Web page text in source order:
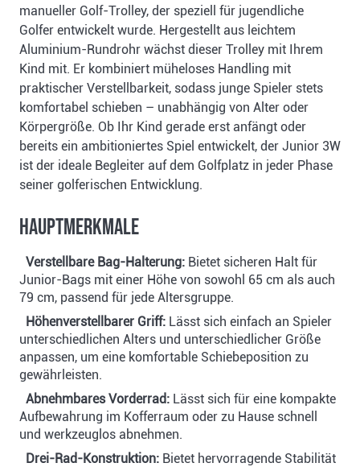
manueller Golf-Trolley, der speziell für jugendliche
Golfer entwickelt wurde. Hergestellt aus leichtem
Aluminium-Rundrohr wächst dieser Trolley mit Ihrem
Kind mit. Er kombiniert müheloses Handling mit
praktischer Verstellbarkeit, sodass junge Spieler stets
komfortabel schieben – unabhängig von Alter oder
Körpergröße. Ob Ihr Kind gerade erst anfängt oder
bereits ein ambitioniertes Spiel entwickelt, der Junior 3W
ist der ideale Begleiter auf dem Golfplatz in jeder Phase
seiner golferischen Entwicklung.
Hauptmerkmale
Verstellbare Bag-Halterung: Bietet sicheren Halt für
Junior-Bags mit einer Höhe von sowohl 65 cm als auch
79 cm, passend für jede Altersgruppe.
Höhenverstellbarer Griff: Lässt sich einfach an Spieler
unterschiedlichen Alters und unterschiedlicher Größe
anpassen, um eine komfortable Schiebeposition zu
gewährleisten.
Abnehmbares Vorderrad: Lässt sich für eine kompakte
Aufbewahrung im Kofferraum oder zu Hause schnell
und werkzeuglos abnehmen.
Drei-Rad-Konstruktion: Bietet hervorragende Stabilität